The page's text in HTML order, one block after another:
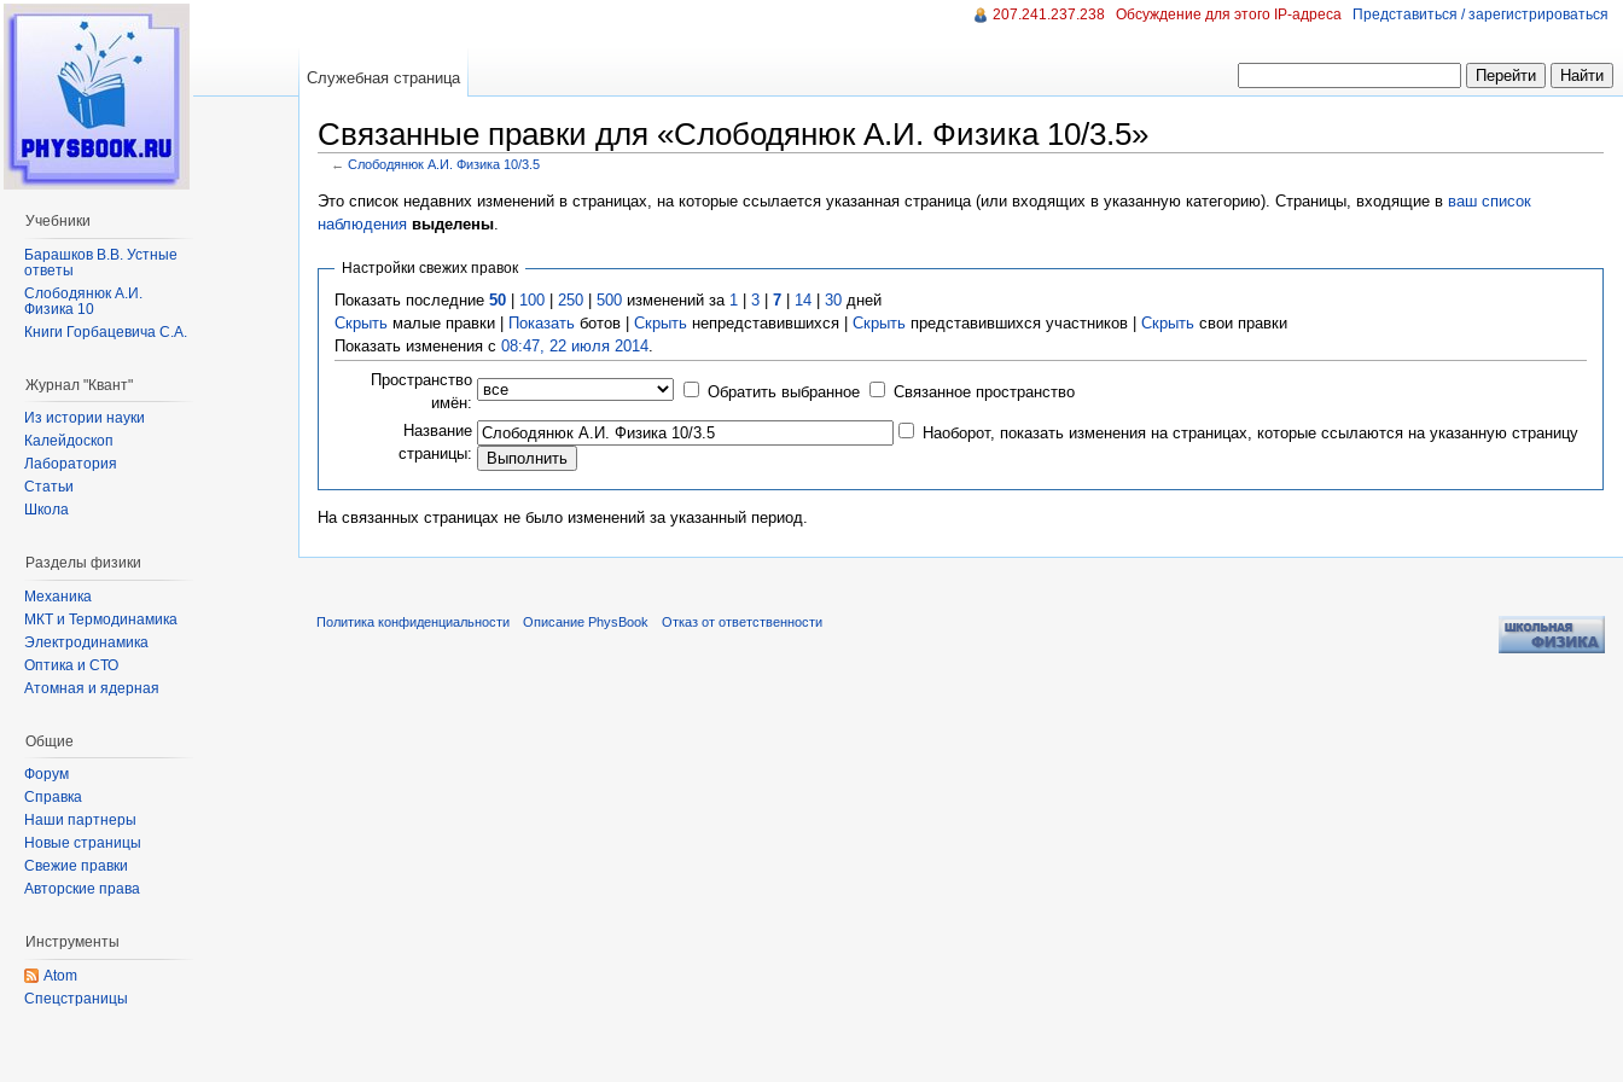
Связанные правки для «Слободянюк А.И. Физика 10/3.5»
← Слободянюк А.И. Физика 10/3.5
Это список недавних изменений в страницах, на которые ссылается указанная страница (или входящих в указанную категорию). Страницы, входящие в ваш список
наблюдения выделены
Настройки свежих правок
Показать последние 50| 100| 250| 500изменений за 1 | 3| 7| 14| 30дней
Скрытьмалые правки | Показатьботов | Скрытьнепредставившихся | Скрытьпредставившихся участников | Скрытьсвои правки
Показать изменения с 08:47, 22 июля 2014.
Пространство
имён:
Обратить выбранное Связанное пространство
Название
страницы:
Наоборот, показать изменения на страницах, которые ссылаются на указанную страницу
На связанных страницах не было изменений за указанный период.
207.241.237.238 Обсуждение для этого IP-адреса Представиться / зарегистрироваться
Служебная страница
Учебники
Барашков В.В. Устные
ответы
Слободянюк А.И.
Физика 10
Книги Горбацевича С.А.
Журнал "Квант"
Из истории науки
Калейдоскоп
Лаборатория
Статьи
Школа
Разделы физики
Механика
МКТ и Термодинамика
Электродинамика
Оптика и СТО
Атомная и ядерная
Общие
Форум
Справка
Наши партнеры
Новые страницы
Свежие правки
Авторские права
Инструменты
Atom
Спецстраницы
Политика конфиденциальности Описание PhysBook Отказ от ответственности